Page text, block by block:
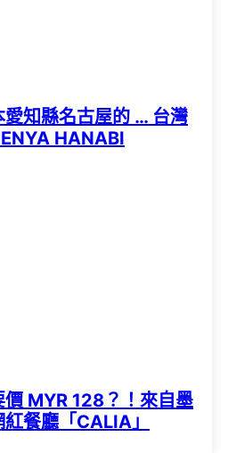
愛知縣名古屋的 … 台灣
HANABI
價 MYR 128？！來自墨
餐廳「CALIA」